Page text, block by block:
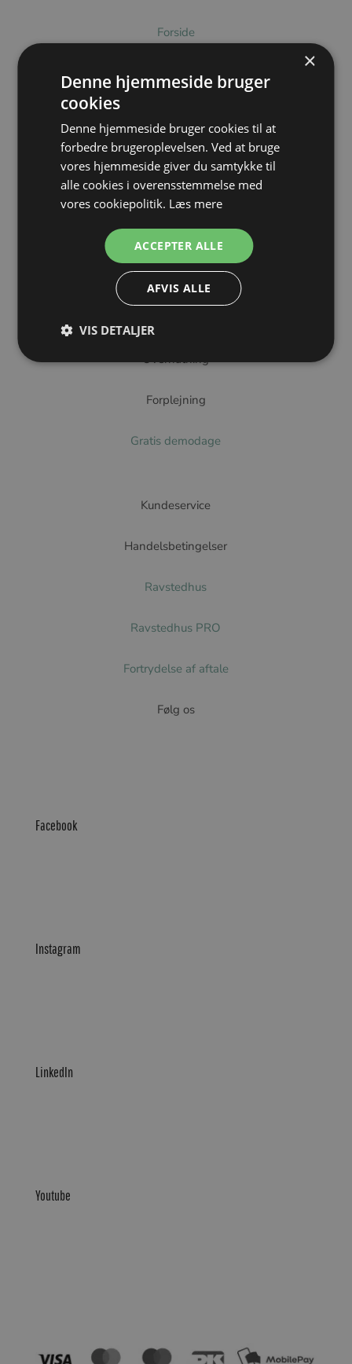
Forside
Billedgalleri
Mød underviserne
Hvem er Ravstedhus
produkter
Overnatning
Forplejning
Gratis demodage
Kundeservice
Handelsbetingelser
Ravstedhus
Ravstedhus PRO
Fortrydelse af aftale
Følg os
Facebook
Instagram
LinkedIn
Youtube
×
Denne hjemmeside bruger
cookies
Denne hjemmeside bruger cookies til at
forbedre brugeroplevelsen. Ved at bruge
vores hjemmeside giver du samtykke til
alle cookies i overensstemmelse med
vores cookiepolitik. Læs mere
ACCEPTER ALLE
AFVIS ALLE
VIS DETALJER